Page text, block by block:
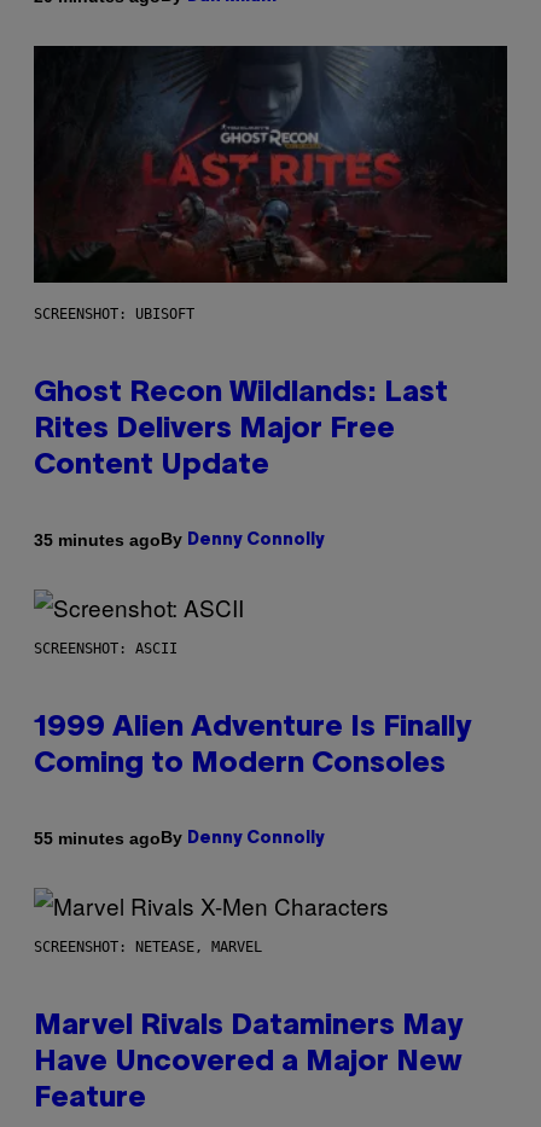
SCREENSHOT: UBISOFT
Ghost Recon Wildlands: Last
Rites Delivers Major Free
Content Update
35 minutes agoBy Denny Connolly
SCREENSHOT: ASCII
1999 Alien Adventure Is Finally
Coming to Modern Consoles
55 minutes agoBy Denny Connolly
SCREENSHOT: NETEASE, MARVEL
Marvel Rivals Dataminers May
Have Uncovered a Major New
Feature